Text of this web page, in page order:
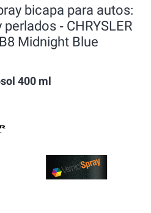
bicapa para autos:
‐ CHRYSLER
Midnight Blue
400 ml